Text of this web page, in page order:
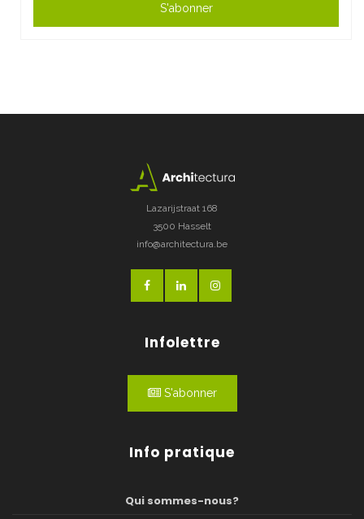
S'abonner
Lazarijstraat 168
3500 Hasselt
info@architectura.be
Infolettre
S'abonner
Info pratique
Qui sommes-nous?